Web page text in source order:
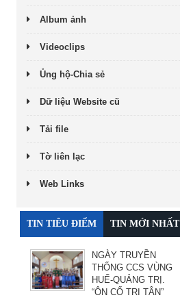
Album ảnh
Videoclips
Ủng hộ-Chia sẻ
Dữ liệu Website cũ
Tải file
Tờ liên lạc
Web Links
TIN TIÊU ĐIỂM TIN MỚI NHẤT
NGÀY TRUYỀN
THỐNG CCS VÙNG
HUẾ-QUẢNG TRỊ.
“ÔN CỐ TRI TÂN”